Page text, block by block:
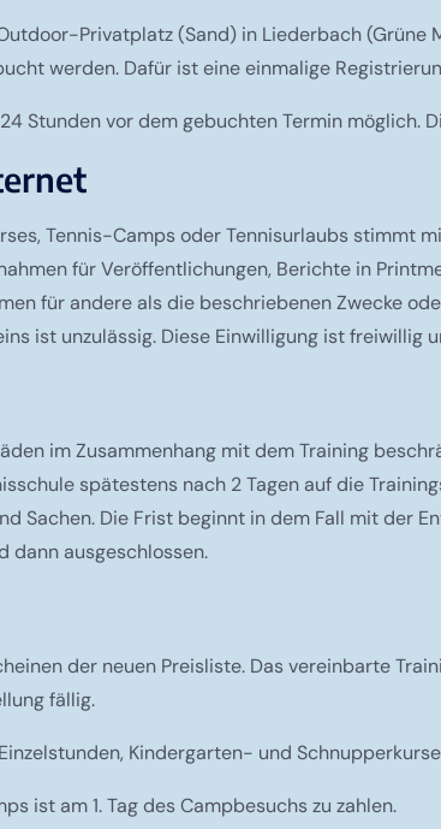
Privatplatz (Sand) in Liederbach
werden. Dafür ist eine einmalige
Stunden vor dem gebuchten Termin möglich.
Tennis-Camps oder Tennisurlaubs stimmt
für Veröffentlichungen, Berichte in
für andere als die beschriebenen Zwecke
ist unzulässig. Diese Einwilligung ist
im Zusammenhang mit dem Training
spätestens nach 2 Tagen auf die
Sachen. Die Frist beginnt in dem Fall mit der
dann ausgeschlossen.
der neuen Preisliste. Das vereinbarte
fällig.
Kindergarten- und
ist am 1. Tag des Campbesuchs zu zahlen.